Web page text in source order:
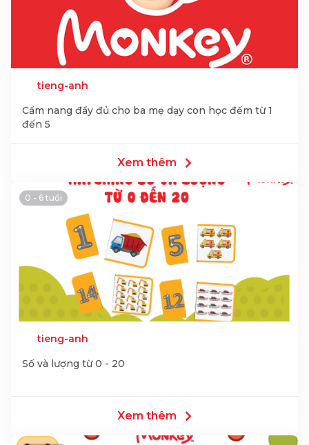
tieng-anh
Cẩm nang đầy đủ cho ba mẹ dạy con học đếm từ 1
đến 5
Xem thêm
0 - 6 tuổi
tieng-anh
Số và lượng từ 0 - 20
Xem thêm